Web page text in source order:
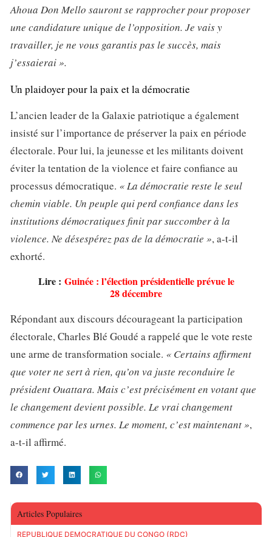
Ahoua Don Mello sauront se rapprocher pour proposer
une candidature unique de l’opposition. Je vais y
travailler, je ne vous garantis pas le succès, mais
j’essaierai ».
Un plaidoyer pour la paix et la démocratie
L’ancien leader de la Galaxie patriotique a également
insisté sur l’importance de préserver la paix en période
électorale. Pour lui, la jeunesse et les militants doivent
éviter la tentation de la violence et faire confiance au
processus démocratique. « La démocratie reste le seul
chemin viable. Un peuple qui perd confiance dans les
institutions démocratiques finit par succomber à la
violence. Ne désespérez pas de la démocratie », a-t-il
exhorté.
Lire : Guinée : l’élection présidentielle prévue le
28 décembre
Répondant aux discours décourageant la participation
électorale, Charles Blé Goudé a rappelé que le vote reste
une arme de transformation sociale. « Certains affirment
que voter ne sert à rien, qu’on va juste reconduire le
président Ouattara. Mais c’est précisément en votant que
le changement devient possible. Le vrai changement
commence par les urnes. Le moment, c’est maintenant »,
a-t-il affirmé.
Articles Populaires
RÉPUBLIQUE DÉMOCRATIQUE DU CONGO (RDC)